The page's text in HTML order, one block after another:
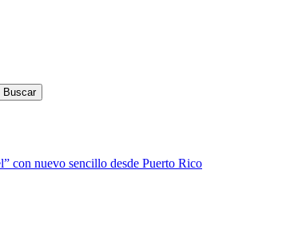
con nuevo sencillo desde Puerto Rico